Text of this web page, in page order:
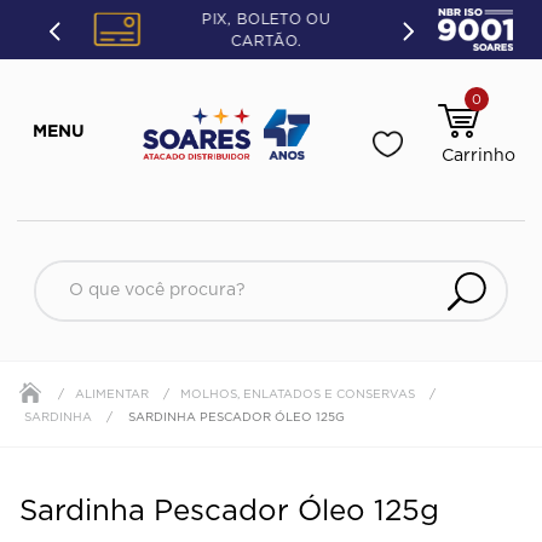
PIX, BOLETO OU
CARTÃO.
0
ALIMENTAR
MOLHOS, ENLATADOS E CONSERVAS
SARDINHA
SARDINHA PESCADOR ÓLEO 125G
Sardinha Pescador Óleo 125g